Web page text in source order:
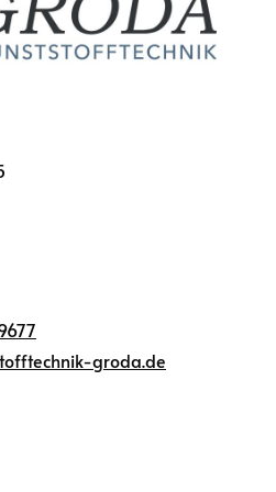
groda.de